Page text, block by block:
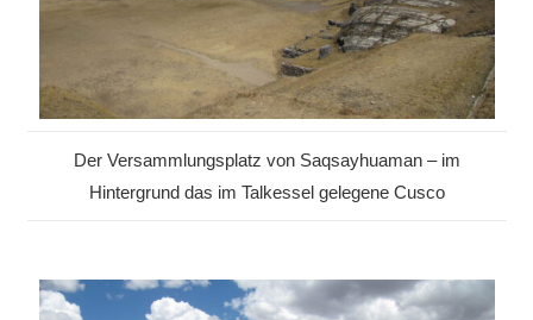
Der Versammlungsplatz von Saqsayhuaman – im
Hintergrund das im Talkessel gelegene Cusco